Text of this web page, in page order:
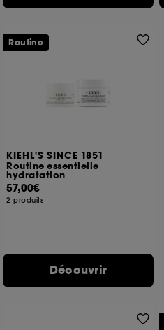
KIEHL'S SINCE 1851
Routine essentielle
hydratation
57,00€
2 produits
Découvrir
Routine